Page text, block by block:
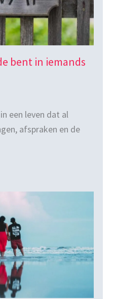
bent in iemands
een leven dat al
afspraken en de